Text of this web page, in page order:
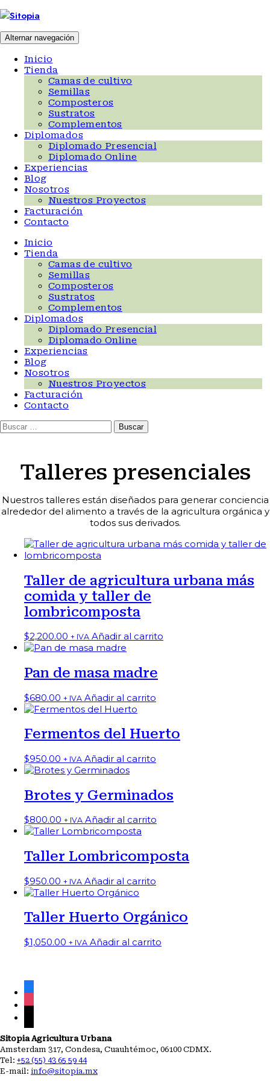
Ir
contenido
Alternar navegación
Inicio
Tienda
Camas de cultivo
Semillas
Composteros
Sustratos
Complementos
Diplomados
Diplomado Presencial
Diplomado Online
Experiencias
Blog
Nosotros
Nuestros Proyectos
Facturación
Contacto
Inicio
Tienda
Camas de cultivo
Semillas
Composteros
Sustratos
Complementos
Diplomados
Diplomado Presencial
Diplomado Online
Experiencias
Blog
Nosotros
Nuestros Proyectos
Facturación
Contacto
Buscar:
Talleres presenciales
Nuestros talleres están diseñados para generar conciencia
alrededor del alimento a través de la agricultura orgánica y
todos sus derivados.
Taller de agricultura urbana más
comida y taller de
lombricomposta
$2,200.00 + IVA Añadir al carrito
Pan de masa madre
$680.00 + IVA Añadir al carrito
Fermentos del Huerto
$950.00 + IVA Añadir al carrito
Brotes y Germinados
$800.00 + IVA Añadir al carrito
Taller Lombricomposta
$950.00 + IVA Añadir al carrito
Taller Huerto Orgánico
$1,050.00 + IVA Añadir al carrito
Sitopia Agricultura Urbana
Amsterdam 317, Condesa, Cuauhtémoc, 06100 CDMX.
Tel: +52 (55) 43 65 59 44
E-mail: info@sitopia.mx